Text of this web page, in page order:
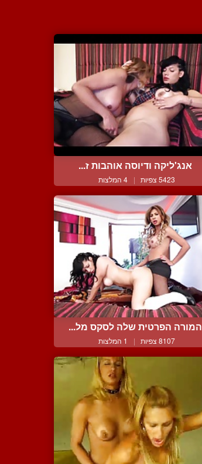
אנג'ליקה ודיוסה אוהבות ז...
5423 צפיות | 4 המלצות
המורה הפרטית שלה לסקס מל...
8107 צפיות | 1 המלצות